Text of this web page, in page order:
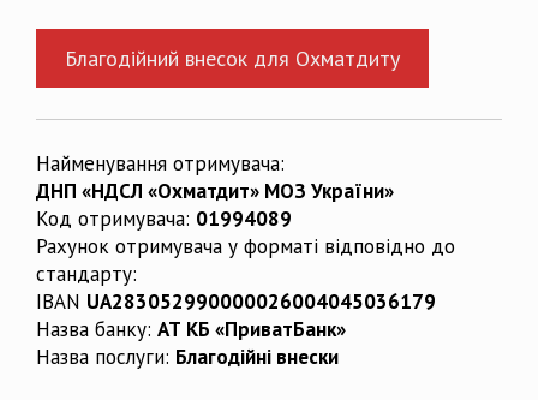
Благодійний внесок для Охматдиту
Найменування отримувача:
ДНП «НДСЛ «Охматдит» МОЗ України»
Код отримувача: 01994089
Рахунок отримувача у форматі відповідно до
стандарту:
IBAN UA283052990000026004045036179
Назва банку: АТ КБ «ПриватБанк»
Назва послуги: Благодійні внески